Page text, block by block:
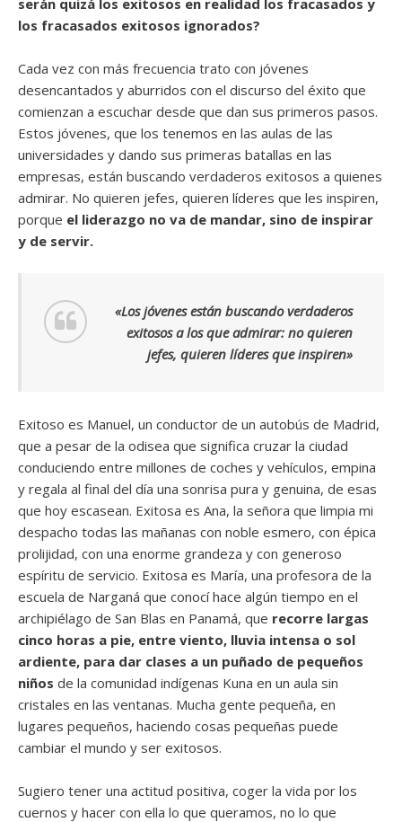
serán quizá los exitosos en realidad los fracasados y
los fracasados exitosos ignorados?
Cada vez con más frecuencia trato con jóvenes
desencantados y aburridos con el discurso del éxito que
comienzan a escuchar desde que dan sus primeros pasos.
Estos jóvenes, que los tenemos en las aulas de las
universidades y dando sus primeras batallas en las
empresas, están buscando verdaderos exitosos a quienes
admirar. No quieren jefes, quieren líderes que les inspiren,
porque el liderazgo no va de mandar, sino de inspirar
y de servir.
«Los jóvenes están buscando verdaderos
exitosos a los que admirar: no quieren
jefes, quieren líderes que inspiren»
Exitoso es Manuel, un conductor de un autobús de Madrid,
que a pesar de la odisea que significa cruzar la ciudad
conduciendo entre millones de coches y vehículos, empina
y regala al final del día una sonrisa pura y genuina, de esas
que hoy escasean. Exitosa es Ana, la señora que limpia mi
despacho todas las mañanas con noble esmero, con épica
prolijidad, con una enorme grandeza y con generoso
espíritu de servicio. Exitosa es María, una profesora de la
escuela de Narganá que conocí hace algún tiempo en el
archipiélago de San Blas en Panamá, que recorre largas
cinco horas a pie, entre viento, lluvia intensa o sol
ardiente, para dar clases a un puñado de pequeños
niños de la comunidad indígenas Kuna en un aula sin
cristales en las ventanas. Mucha gente pequeña, en
lugares pequeños, haciendo cosas pequeñas puede
cambiar el mundo y ser exitosos.
Sugiero tener una actitud positiva, coger la vida por los
cuernos y hacer con ella lo que queramos, no lo que